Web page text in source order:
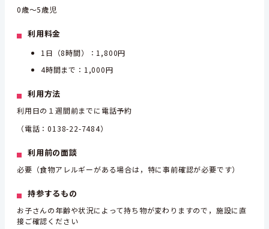
0歳～5歳児
利用料金
1日（8時間）：1,800円
4時間まで：1,000円
利用方法
利用日の１週間前までに電話予約
（電話：0138-22-7484）
利用前の面談
必要（食物アレルギーがある場合は，特に事前確認が必要です）
持参するもの
お子さんの年齢や状況によって持ち物が変わりますので，施設に直
接ご確認ください